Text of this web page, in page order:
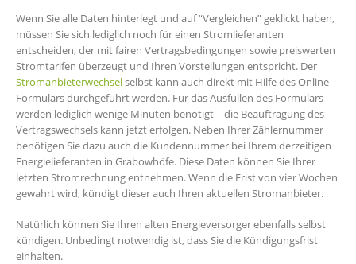
Wenn Sie alle Daten hinterlegt und auf “Vergleichen” geklickt haben,
müssen Sie sich lediglich noch für einen Stromlieferanten
entscheiden, der mit fairen Vertragsbedingungen sowie preiswerten
Stromtarifen überzeugt und Ihren Vorstellungen entspricht. Der
Stromanbieterwechselselbst kann auch direkt mit Hilfe des Online-
Formulars durchgeführt werden. Für das Ausfüllen des Formulars
werden lediglich wenige Minuten benötigt – die Beauftragung des
Vertragswechsels kann jetzt erfolgen. Neben Ihrer Zählernummer
benötigen Sie dazu auch die Kundennummer bei Ihrem derzeitigen
Energielieferanten in Grabowhöfe. Diese Daten können Sie Ihrer
letzten Stromrechnung entnehmen. Wenn die Frist von vier Wochen
gewahrt wird, kündigt dieser auch Ihren aktuellen Stromanbieter.
Natürlich können Sie Ihren alten Energieversorger ebenfalls selbst
kündigen. Unbedingt notwendig ist, dass Sie die Kündigungsfrist
einhalten.